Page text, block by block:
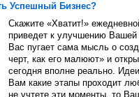
Успешный Бизнес?
Скажите «Хватит!»
приведет к улучшению Вашей
Вас пугает сама мысль о
черт, как его малюют» и
сегодня вполне реально.
Вам какие этапы проходит
не учтете эти моменты, то